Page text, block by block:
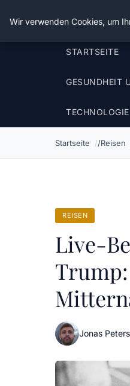
Die
STARTSEITE
GESUNDHEIT
TECHNOLOGIE
Startseite Reisen
REISEN
Live-
Jonas Peters
Wir verwenden Cookies, um